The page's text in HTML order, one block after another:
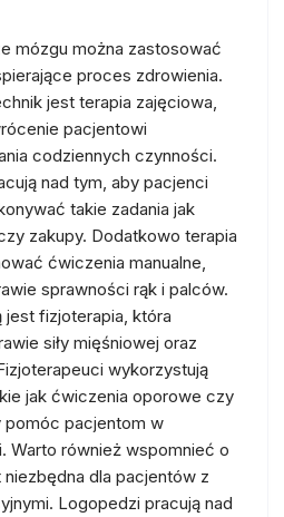
mózgu można zastosować
proces zdrowienia.
jest terapia zajęciowa,
pacjentowi
codziennych czynności.
nad tym, aby pacjenci
takie zadania jak
zakupy. Dodatkowo terapia
ćwiczenia manualne,
sprawności rąk i palców.
jest fizjoterapia, która
siły mięśniowej oraz
wykorzystują
jak ćwiczenia oporowe czy
pomóc pacjentom w
Warto również wspomnieć o
dla pacjentów z
Logopedzi pracują nad